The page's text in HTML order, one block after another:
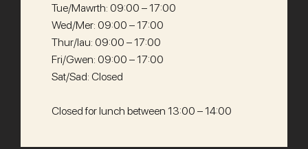
Tue/Mawrth: 09:00 – 17:00
Wed/Mer: 09:00 – 17:00
Thur/Iau: 09:00 – 17:00
Fri/Gwen: 09:00 – 17:00
Sat/Sad: Closed
Closed for lunch between 13:00 – 14:00